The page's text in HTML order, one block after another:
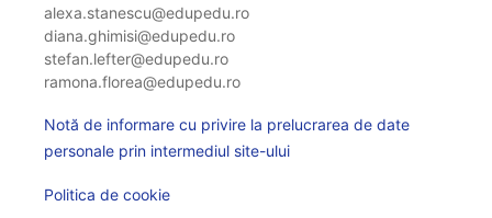
alexa.stanescu@edupedu.ro
diana.ghimisi@edupedu.ro
stefan.lefter@edupedu.ro
ramona.florea@edupedu.ro
Notă de informare cu privire la prelucrarea de date
personale prin intermediul site-ului
Politica de cookie